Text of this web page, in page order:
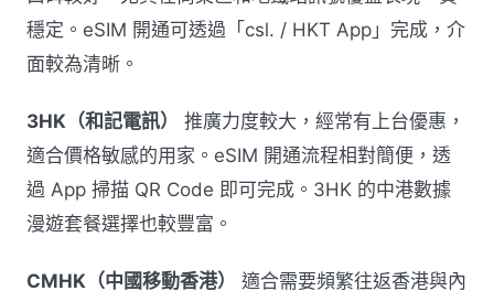
穩定。eSIM 開通可透過「csl. / HKT App」完成，介
面較為清晰。
3HK（和記電訊）
推廣力度較大，經常有上台優惠，
適合價格敏感的用家。eSIM 開通流程相對簡便，透
過 App 掃描 QR Code 即可完成。3HK 的中港數據
漫遊套餐選擇也較豐富。
CMHK（中國移動香港）
適合需要頻繁往返香港與內